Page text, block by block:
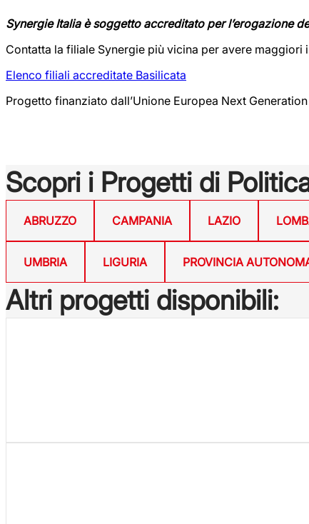
Synergie Italia è soggetto accreditato per l’erogazione
Contatta la filiale Synergie più vicina per avere maggiori
Elenco filiali accreditate Basilicata
Progetto finanziato dall’Unione Europea Next Generation
Scopri i Progetti di
ABRUZZO CAMPANIA LAZIO
UMBRIA LIGURIA PROVINCIA
Altri progetti disponibili: